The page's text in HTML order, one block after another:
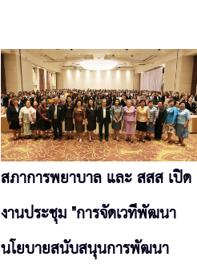
สภาการพยาบาล และ สสส เปิด
งานประชุม "การจัดเวทีพัฒนา
นโยบายสนับสนุนการพัฒนา